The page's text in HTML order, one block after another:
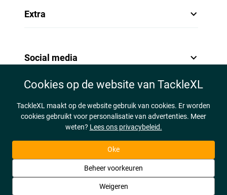
Extra
Social media
Cookies op de website van TackleXL
TackleXL maakt op de website gebruik van cookies. Er worden
cookies gebruikt voor personalisatie van advertenties. Meer
weten? Lees ons privacybeleid.
Oke
Beheer voorkeuren
Weigeren